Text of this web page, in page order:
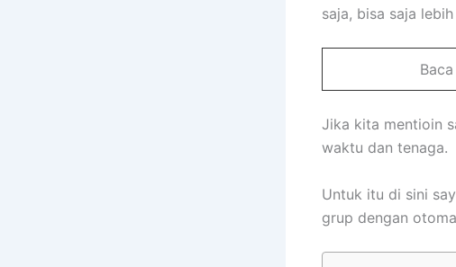
saja, bisa saja
Jika kita mentioin
waktu dan tenaga.
Untuk itu di sini
grup dengan